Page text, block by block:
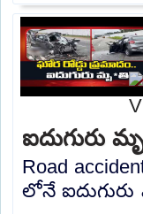
ఐదుగురు
Road
లోనే ఐదుగురు